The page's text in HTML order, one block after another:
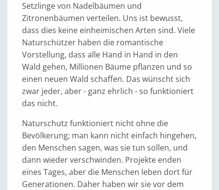
Setzlinge von Nadelbäumen und
Zitronenbäumen verteilen. Uns ist bewusst,
dass dies keine einheimischen Arten sind. Viele
Naturschützer haben die romantische
Vorstellung, dass alle Hand in Hand in den
Wald gehen, Millionen Bäume pflanzen und so
einen neuen Wald schaffen. Das wünscht sich
zwar jeder, aber - ganz ehrlich - so funktioniert
das nicht.
Naturschutz funktioniert nicht ohne die
Bevölkerung; man kann nicht einfach hingehen,
den Menschen sagen, was sie tun sollen, und
dann wieder verschwinden. Projekte enden
eines Tages, aber die Menschen leben dort für
Generationen. Daher haben wir sie vor dem